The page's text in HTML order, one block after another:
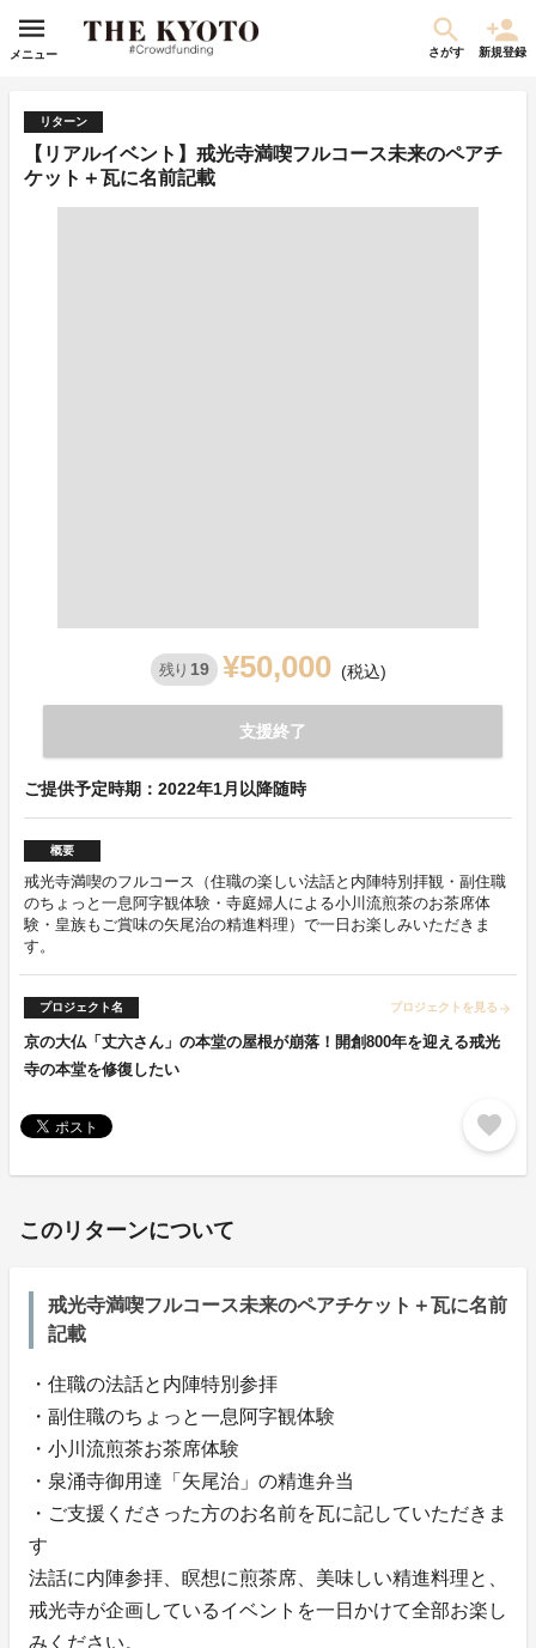
メニュー さがす 新規登録
リターン
【リアルイベント】戒光寺満喫フルコース未来のペアチ
ケット＋瓦に名前記載
残り 19 ¥50,000 (税込)
支援終了
ご提供予定時期：2022年1月以降随時
概要
戒光寺満喫のフルコース（住職の楽しい法話と内陣特別拝観・副住職
のちょっと一息阿字観体験・寺庭婦人による小川流煎茶のお茶席体
験・皇族もご賞味の矢尾治の精進料理）で一日お楽しみいただきま
す。
プロジェクト名 プロジェクトを見る arrow_forward
京の大仏「丈六さん」の本堂の屋根が崩落！開創800年を迎える戒光
寺の本堂を修復したい
favorite
このリターンについて
戒光寺満喫フルコース未来のペアチケット＋瓦に名前
記載
・住職の法話と内陣特別参拝
・副住職のちょっと一息阿字観体験
・小川流煎茶お茶席体験
・泉涌寺御用達「矢尾治」の精進弁当
・ご支援くださった方のお名前を瓦に記していただきま
す
法話に内陣参拝、瞑想に煎茶席、美味しい精進料理と、
戒光寺が企画しているイベントを一日かけて全部お楽し
みください。